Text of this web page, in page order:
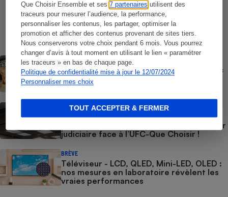
Que Choisir Ensemble et ses7 partenaires utilisent des
traceurs pour mesurer l’audience, la performance,
personnaliser les contenus, les partager, optimiser la
promotion et afficher des contenus provenant de sites tiers.
Nous conserverons votre choix pendant 6 mois. Vous pourrez
changer d’avis à tout moment en utilisant le lien « paramétrer
les traceurs » en bas de chaque page.
Politique de confidentialité mise à jour le 12/07/2024
Personnaliser mes choix
TOUT ACCEPTER & FERMER
COMMENT NOUS TESTONS
Casques audio - Le protocole
ACTUALITÉ
Offre découverte Canal+ - Quand la Fnac
pousse à l’abonnement
ACTION QUE CHOISIR ENSEMBLE
Clauses abusives et données
personnelles - Apple perd son bras de fer
judiciaire face à l’UFC-Que Choisir !
BRÈVE
Téléviseur - LCD, QLED, Mini-LED, OLED :
nos mesures en laboratoire révèlent les
vraies performances